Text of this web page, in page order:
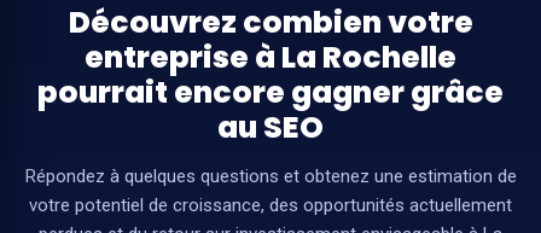
Découvrez combien votre
entreprise à La Rochelle
pourrait encore gagner grâce
au SEO
Répondez à quelques questions et obtenez une estimation de
votre potentiel de croissance, des opportunités actuellement